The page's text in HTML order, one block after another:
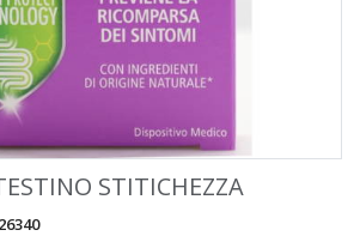
STITICHEZZA